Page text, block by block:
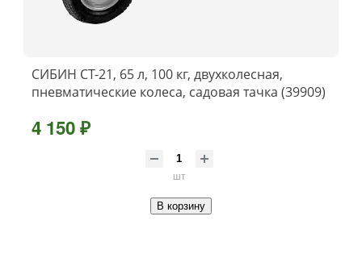
СИБИН СТ-21, 65 л, 100 кг, двухколесная,
пневматические колеса, садовая тачка (39909)
4 150 ₽
шт
В корзину